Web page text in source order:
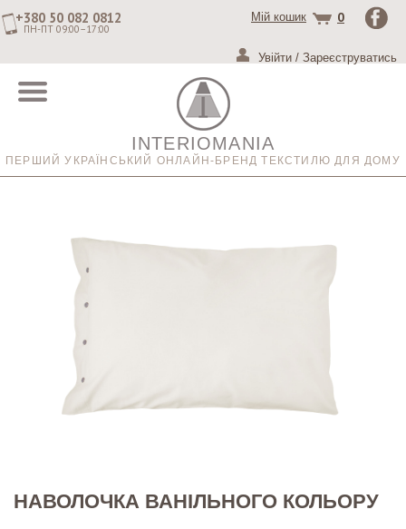
+380 50 082 0812
ПН-ПТ 09:00–17:00
Мій кошик 0
Увійти / Зареєструватись
INTERIOMANIA
ПЕРШИЙ УКРАЇНСЬКИЙ ОНЛАЙН-БРЕНД ТЕКСТИЛЮ ДЛЯ ДОМУ
НАВОЛОЧКА ВАНІЛЬНОГО КОЛЬОРУ